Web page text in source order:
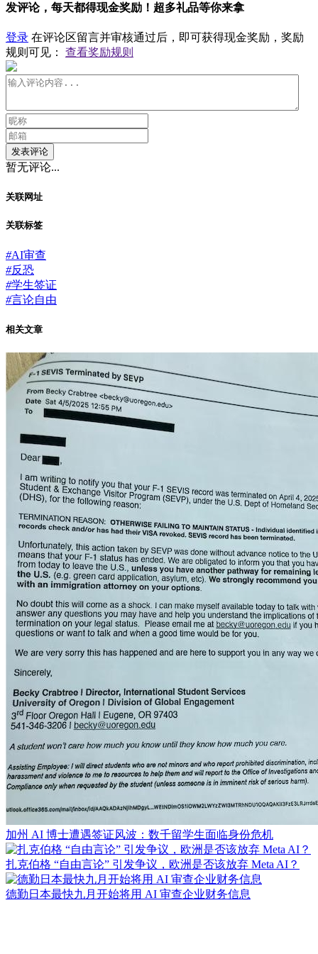
发评论，每天都得现金奖励！超多礼品等你来拿
登录 在评论区留言并审核通过后，即可获得现金奖励，奖励
规则可见： 查看奖励规则
发表评论
暂无评论...
关联网址
关联标签
#AI审查
#反恐
#学生签证
#言论自由
相关文章
加州 AI 博士遭遇签证风波：数千留学生面临身份危机
扎克伯格 “自由言论” 引发争议，欧洲是否该放弃 Meta AI？
德勤日本最快九月开始将用 AI 审查企业财务信息